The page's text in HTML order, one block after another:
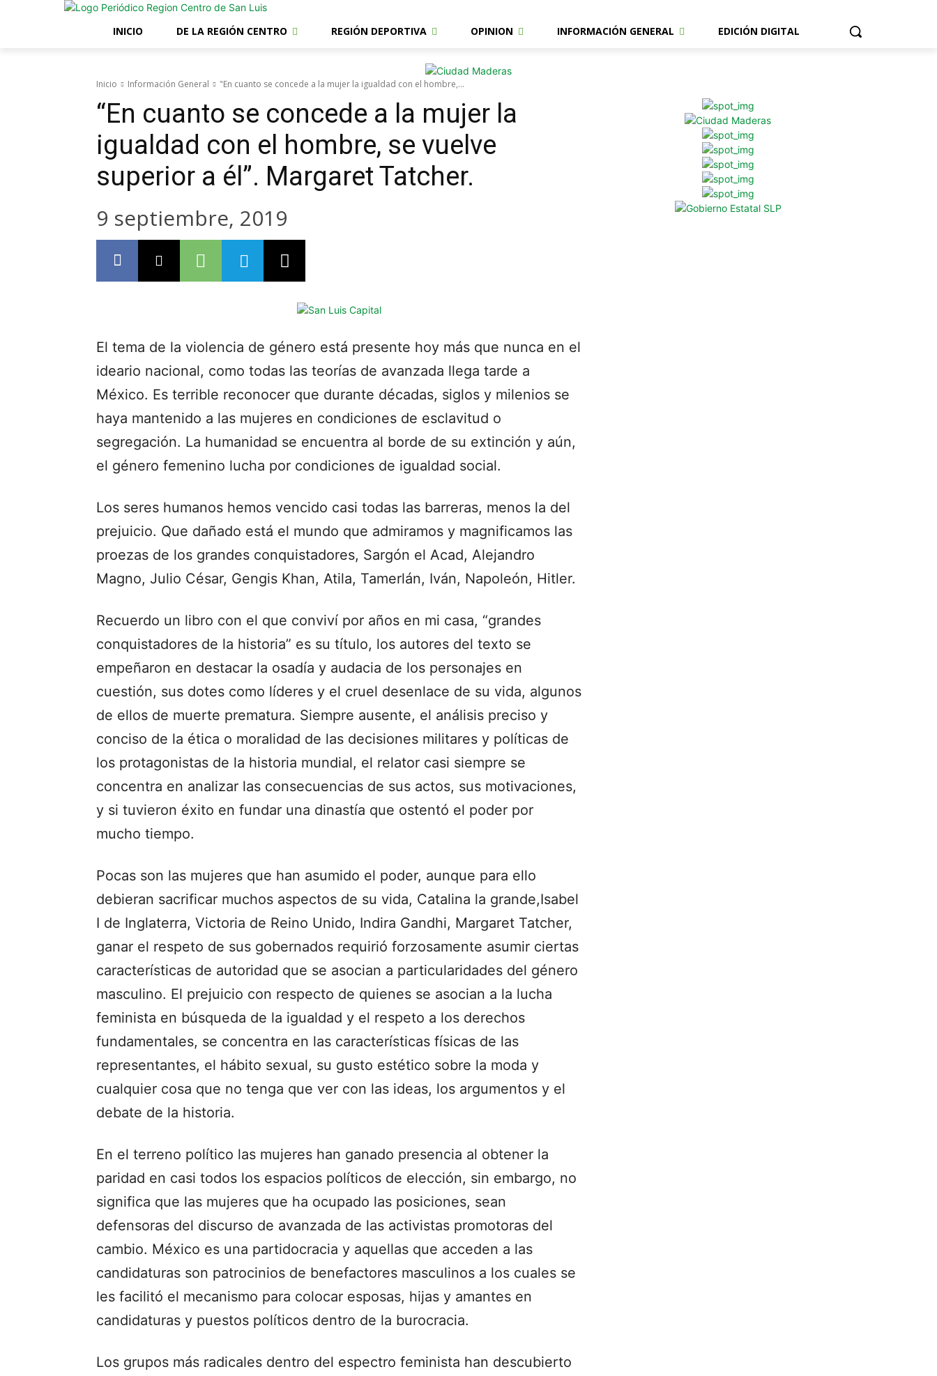
INICIO DE LA REGIÓN CENTRO REGIÓN DEPORTIVA OPINION INFORMACIÓN GENERAL EDICIÓN DIGITAL
Inicio Información General "En cuanto se concede a la mujer la igualdad con el hombre,...
“En cuanto se concede a la mujer la
igualdad con el hombre, se vuelve
superior a él”. Margaret Tatcher.
9 septiembre, 2019
El tema de la violencia de género está presente hoy más que nunca en el
ideario nacional, como todas las teorías de avanzada llega tarde a
México. Es terrible reconocer que durante décadas, siglos y milenios se
haya mantenido a las mujeres en condiciones de esclavitud o
segregación. La humanidad se encuentra al borde de su extinción y aún,
el género femenino lucha por condiciones de igualdad social.
Los seres humanos hemos vencido casi todas las barreras, menos la del
prejuicio. Que dañado está el mundo que admiramos y magnificamos las
proezas de los grandes conquistadores, Sargón el Acad, Alejandro
Magno, Julio César, Gengis Khan, Atila, Tamerlán, Iván, Napoleón, Hitler.
Recuerdo un libro con el que conviví por años en mi casa, “grandes
conquistadores de la historia” es su título, los autores del texto se
empeñaron en destacar la osadía y audacia de los personajes en
cuestión, sus dotes como líderes y el cruel desenlace de su vida, algunos
de ellos de muerte prematura. Siempre ausente, el análisis preciso y
conciso de la ética o moralidad de las decisiones militares y políticas de
los protagonistas de la historia mundial, el relator casi siempre se
concentra en analizar las consecuencias de sus actos, sus motivaciones,
y si tuvieron éxito en fundar una dinastía que ostentó el poder por
mucho tiempo.
Pocas son las mujeres que han asumido el poder, aunque para ello
debieran sacrificar muchos aspectos de su vida, Catalina la grande,Isabel
I de Inglaterra, Victoria de Reino Unido, Indira Gandhi, Margaret Tatcher,
ganar el respeto de sus gobernados requirió forzosamente asumir ciertas
características de autoridad que se asocian a particularidades del género
masculino. El prejuicio con respecto de quienes se asocian a la lucha
feminista en búsqueda de la igualdad y el respeto a los derechos
fundamentales, se concentra en las características físicas de las
representantes, el hábito sexual, su gusto estético sobre la moda y
cualquier cosa que no tenga que ver con las ideas, los argumentos y el
debate de la historia.
En el terreno político las mujeres han ganado presencia al obtener la
paridad en casi todos los espacios políticos de elección, sin embargo, no
significa que las mujeres que ha ocupado las posiciones, sean
defensoras del discurso de avanzada de las activistas promotoras del
cambio. México es una partidocracia y aquellas que acceden a las
candidaturas son patrocinios de benefactores masculinos a los cuales se
les facilitó el mecanismo para colocar esposas, hijas y amantes en
candidaturas y puestos políticos dentro de la burocracia.
Los grupos más radicales dentro del espectro feminista han descubierto